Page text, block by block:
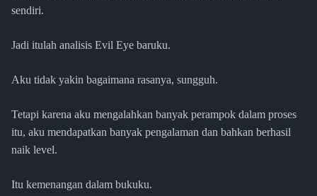
sendiri.
Jadi itulah analisis Evil Eye baruku.
Aku tidak yakin bagaimana rasanya, sungguh.
Tetapi karena aku mengalahkan banyak perampok dalam proses
itu, aku mendapatkan banyak pengalaman dan bahkan berhasil
naik level.
Itu kemenangan dalam bukuku.